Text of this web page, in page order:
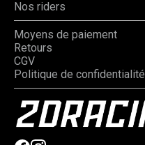
Nos riders
Moyens de paiement
Retours
CGV
Politique de confidentialité